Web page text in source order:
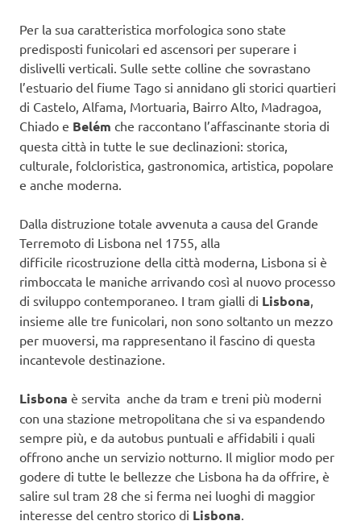
Per la sua caratteristica morfologica sono state
predisposti funicolari ed ascensori per superare i
dislivelli verticali. Sulle sette colline che sovrastano
l’estuario del fiume Tago si annidano gli storici quartieri
di Castelo, Alfama, Mortuaria, Bairro Alto, Madragoa,
Chiado e Belém che raccontano l’affascinante storia di
questa città in tutte le sue declinazioni: storica,
culturale, folcloristica, gastronomica, artistica, popolare
e anche moderna.
Dalla distruzione totale avvenuta a causa del Grande
Terremoto di Lisbona nel 1755, alla
difficile ricostruzione della città moderna, Lisbona si è
rimboccata le maniche arrivando così al nuovo processo
di sviluppo contemporaneo. I tram gialli di Lisbona,
insieme alle tre funicolari, non sono soltanto un mezzo
per muoversi, ma rappresentano il fascino di questa
incantevole destinazione.
Lisbona è servita anche da tram e treni più moderni
con una stazione metropolitana che si va espandendo
sempre più, e da autobus puntuali e affidabili i quali
offrono anche un servizio notturno. Il miglior modo per
godere di tutte le bellezze che Lisbona ha da offrire, è
salire sul tram 28 che si ferma nei luoghi di maggior
interesse del centro storico di Lisbona.